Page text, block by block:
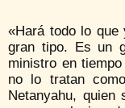
«Hará todo lo
gran tipo. Es un
ministro en
no lo tratan
Netanyahu, quien